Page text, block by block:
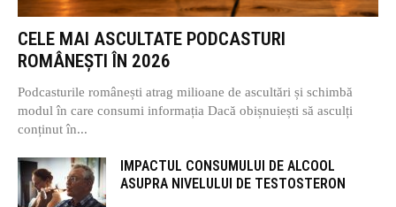
CELE MAI ASCULTATE PODCASTURI
ROMÂNEȘTI ÎN 2026
Podcasturile românești atrag milioane de ascultări și schimbă
modul în care consumi informația Dacă obișnuiești să asculți
conținut în...
IMPACTUL CONSUMULUI DE ALCOOL
ASUPRA NIVELULUI DE TESTOSTERON